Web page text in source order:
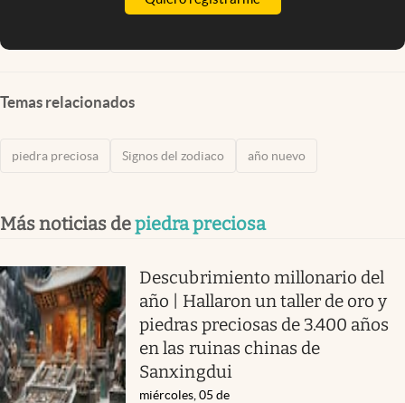
Temas relacionados
piedra preciosa Signos del zodiaco año nuevo
Más noticias depiedra preciosa
Descubrimiento millonario del
año | Hallaron un taller de oro y
piedras preciosas de 3.400 años
en las ruinas chinas de
Sanxingdui
miércoles, 05 de